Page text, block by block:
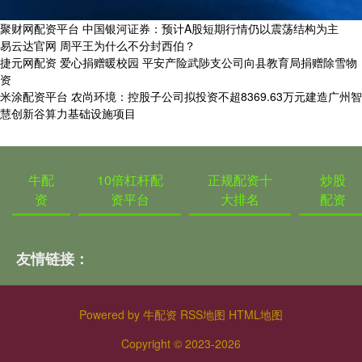
聚财网配资平台 中国银河证券：预计A股短期行情仍以震荡结构为主
易云达官网 周平王为什么不分封西伯？
捷元网配资 爱心捐赠暖校园 平安产险武陟支公司向县教育局捐赠除雪物
资
米涂配资平台 农尚环境：控股子公司拟投资不超8369.63万元建造广州智
慧创新谷算力基础设施项目
牛配
资
10倍杠杆配
资平台
正规配资十
大排名
炒股
配资
友情链接：
Powered by 牛配资 RSS地图 HTML地图
Copyright © 2023-2026